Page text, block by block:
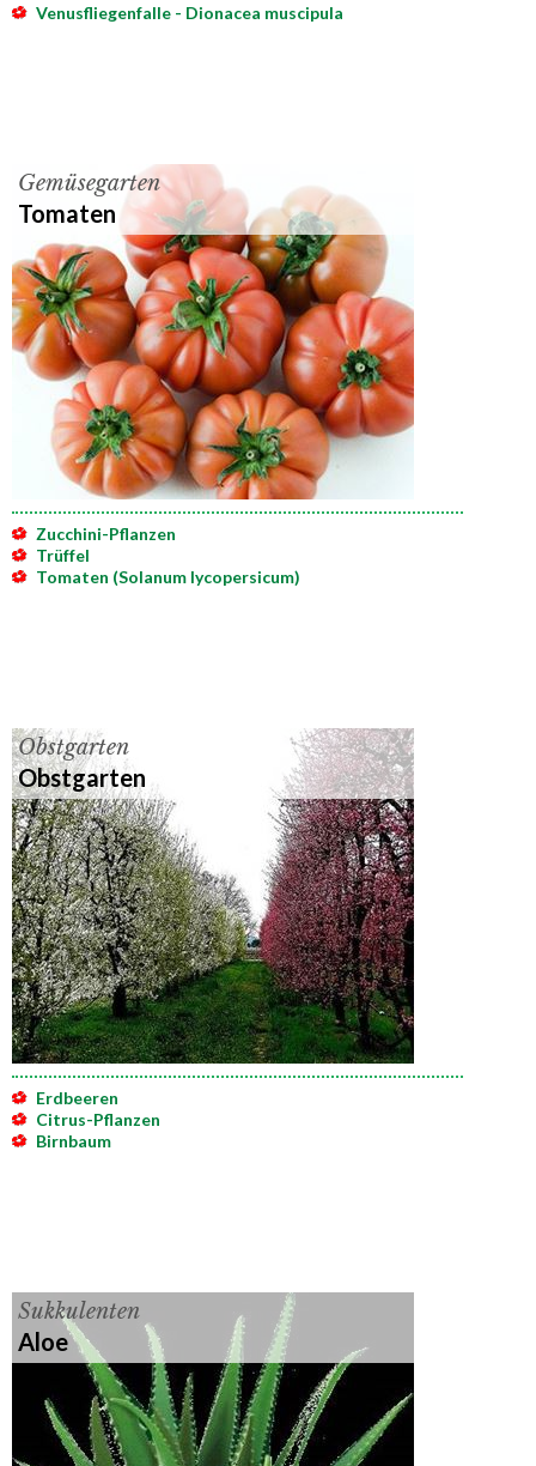
Venusfliegenfalle - Dionacea muscipula
Gemüsegarten
Tomaten
Zucchini-Pflanzen
Trüffel
Tomaten (Solanum lycopersicum)
Obstgarten
Obstgarten
Erdbeeren
Citrus-Pflanzen
Birnbaum
Sukkulenten
Aloe